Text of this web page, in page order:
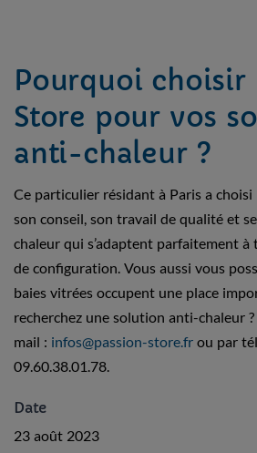
Pourquoi choisir
Store pour vos
anti-chaleur ?
Ce particulier résidant à Paris a
son conseil, son travail de qualité et
chaleur qui s’adaptent parfaitement
de configuration. Vous aussi vous
baies vitrées occupent une place
recherchez une solution anti-chaleur
mail : infos@passion-store.fr ou par
09.60.38.01.78.
Date
23 août 2023